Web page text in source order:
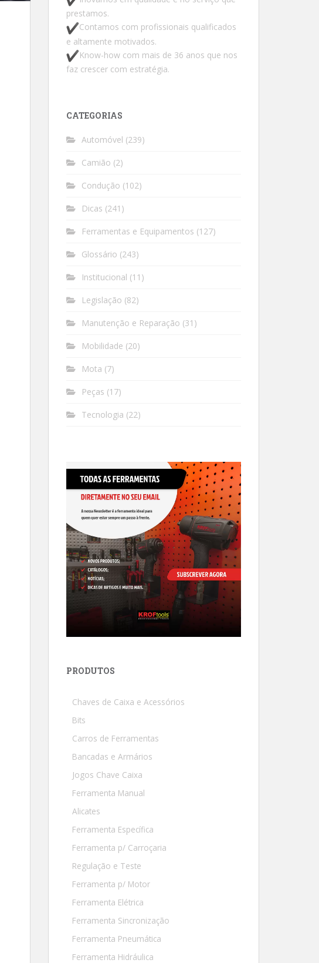
prestamos.
Contamos com profissionais qualificados
e altamente motivados.
Know-how com mais de 36 anos que nos
faz crescer com estratégia.
CATEGORIAS
Automóvel (239)
Camião (2)
Condução (102)
Dicas (241)
Ferramentas e Equipamentos (127)
Glossário (243)
Institucional (11)
Legislação (82)
Manutenção e Reparação (31)
Mobilidade (20)
Mota (7)
Peças (17)
Tecnologia (22)
PRODUTOS
Chaves de Caixa e Acessórios
Bits
Carros de Ferramentas
Bancadas e Armários
Jogos Chave Caixa
Ferramenta Manual
Alicates
Ferramenta Específica
Ferramenta p/ Carroçaria
Regulação e Teste
Ferramenta p/ Motor
Ferramenta Elétrica
Ferramenta Sincronização
Ferramenta Pneumática
Ferramenta Hidráulica